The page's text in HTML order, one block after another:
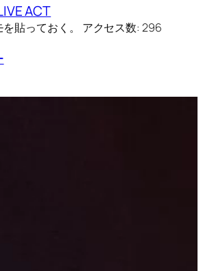
ACT
貼っておく。 アクセス数: 296